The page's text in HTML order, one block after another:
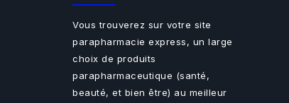
Vous trouverez sur votre site
parapharmacie express, un large
choix de produits
parapharmaceutique (santé,
beauté, et bien être) au meilleur